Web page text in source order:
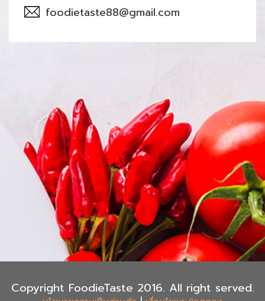
foodietaste88@gmail.com
Copyright FoodieTaste 2016. All right served.